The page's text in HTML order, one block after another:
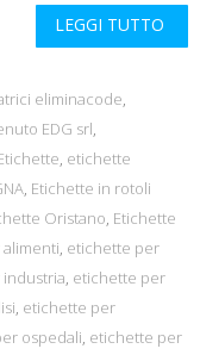
LEGGI TUTTO
eliminacode,
EDG srl,
, etichette
, Etichette in rotoli
Oristano, Etichette
, etichette per
, etichette per
, etichette per
ospedali, etichette per